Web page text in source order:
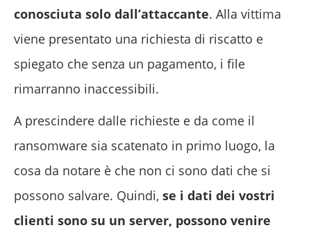
conosciuta solo dall’attaccante. Alla vittima
viene presentato una richiesta di riscatto e
spiegato che senza un pagamento, i file
rimarranno inaccessibili.
A prescindere dalle richieste e da come il
ransomware sia scatenato in primo luogo, la
cosa da notare è che non ci sono dati che si
possono salvare. Quindi, se i dati dei vostri
clienti sono su un server, possono venire